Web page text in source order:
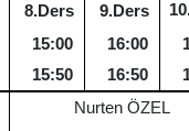
8.Ders 9.Ders
15:00
15:50
16:00
16:50
Nurten ÖZEL